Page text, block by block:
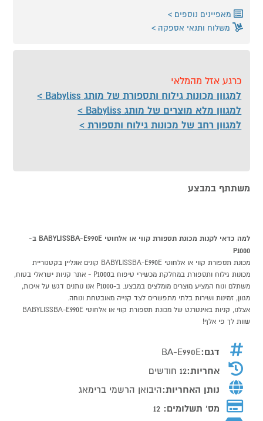
מאפיינים נוספים
משלוח ותנאי אספקה
כרגע אזל מהמלאי
למגוון מכונות גילוח ותספורת של מותג Babyliss
למגוון מלא מוצרים של מותג Babyliss
למגוון רחב של מכונות גילוח ותספורת
משתתף במבצע
למה כדאי לקנות מכונת תספורת קווי או אלחוטי BABYLISSBA-E990E ב-
P1000
מכונת תספורת קווי או אלחוטי BABYLISSBA-E990E קונים אונליין בקטגוריית
מכונות גילוח ותספורת במחלקת מכשירי טיפוח בP1000 - אתר קניות ישראלי בטוח,
משתלם ונוח המציע מוצרים מומלצים במבצע. ב-P1000 אנו נותנים דגש על איכות,
מגוון, זמינות ושירות בלתי מתפשרים לצד קנייה מאובטחת ונוחה.
אצלנו, קניות באינטרנט של מכונת תספורת קווי או אלחוטי BABYLISSBA-E990E
שוות לך פי אלף!
דגם:BA-E990E
אחריות:12 חודשים
נותן האחריות:היבואן הרשמי ברימאג
מס' תשלומים: 12